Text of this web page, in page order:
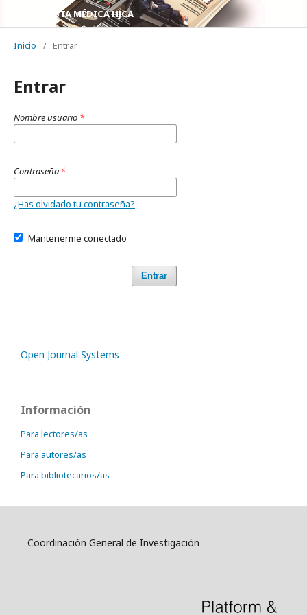
REVISTA MÉDICA HJCA
Inicio / Entrar
Entrar
Nombre usuario *
Contraseña *
¿Has olvidado tu contraseña?
Mantenerme conectado
Entrar
Open Journal Systems
Información
Para lectores/as
Para autores/as
Para bibliotecarios/as
Coordinación General de Investigación